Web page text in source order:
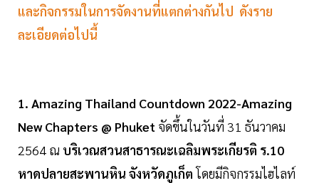
และกิจกรรมในการจัดงานที่แตกต่างกันไป ดังราย
ละเอียดต่อไปนี้
1. Amazing Thailand Countdown 2022-Amazing
New Chapters @ Phuket จัดขึ้นในวันที่ 31 ธันวาคม
2564 ณ บริเวณสวนสาธารณะเฉลิมพระเกียรติ ร.10
หาดปลายสะพานหิน จังหวัดภูเก็ตโดยมีกิจกรรมไฮไลท์